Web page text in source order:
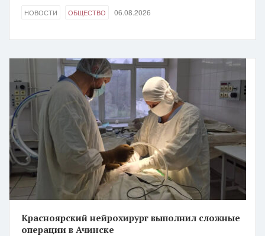
НОВОСТИ ОБЩЕСТВО 06.08.2026
Красноярский нейрохирург выполнил сложные
операции в Ачинске